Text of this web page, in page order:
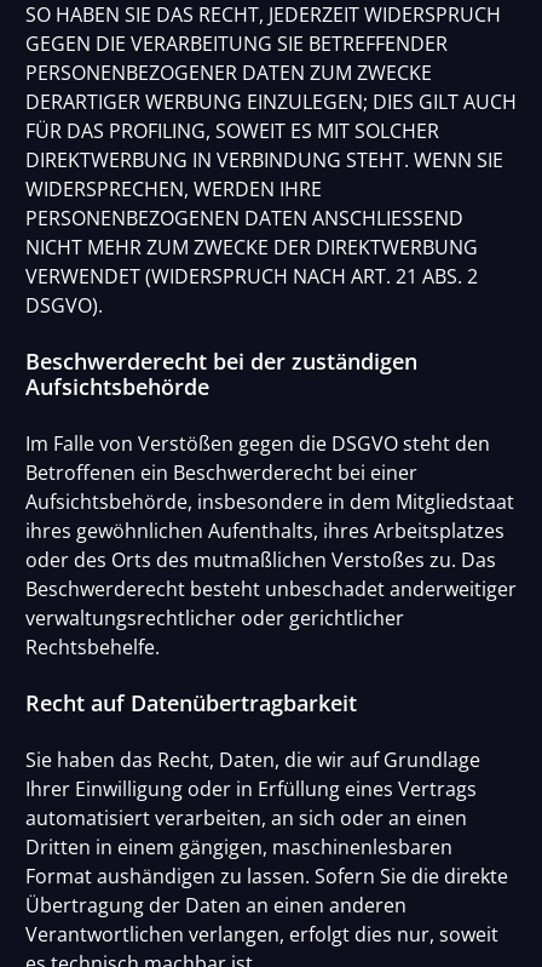
SO HABEN SIE DAS RECHT, JEDERZEIT WIDERSPRUCH
GEGEN DIE VERARBEITUNG SIE BETREFFENDER
PERSONENBEZOGENER DATEN ZUM ZWECKE
DERARTIGER WERBUNG EINZULEGEN; DIES GILT AUCH
FÜR DAS PROFILING, SOWEIT ES MIT SOLCHER
DIREKTWERBUNG IN VERBINDUNG STEHT. WENN SIE
WIDERSPRECHEN, WERDEN IHRE
PERSONENBEZOGENEN DATEN ANSCHLIESSEND
NICHT MEHR ZUM ZWECKE DER DIREKTWERBUNG
VERWENDET (WIDERSPRUCH NACH ART. 21 ABS. 2
DSGVO).
Beschwerderecht bei der zuständigen
Aufsichtsbehörde
Im Falle von Verstößen gegen die DSGVO steht den
Betroffenen ein Beschwerderecht bei einer
Aufsichtsbehörde, insbesondere in dem Mitgliedstaat
ihres gewöhnlichen Aufenthalts, ihres Arbeitsplatzes
oder des Orts des mutmaßlichen Verstoßes zu. Das
Beschwerderecht besteht unbeschadet anderweitiger
verwaltungsrechtlicher oder gerichtlicher
Rechtsbehelfe.
Recht auf Datenübertragbarkeit
Sie haben das Recht, Daten, die wir auf Grundlage
Ihrer Einwilligung oder in Erfüllung eines Vertrags
automatisiert verarbeiten, an sich oder an einen
Dritten in einem gängigen, maschinenlesbaren
Format aushändigen zu lassen. Sofern Sie die direkte
Übertragung der Daten an einen anderen
Verantwortlichen verlangen, erfolgt dies nur, soweit